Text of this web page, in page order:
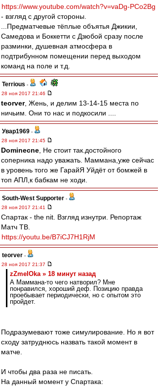
https://www.youtube.com/watch?v=vaDg-PCo2Bg
- взгляд с другой стороны.
...Предматчевые тёплые объятья Джикии,
Самедова и Боккетти с Дзюбой сразу после
разминки, душевная атмосфера в
подтрибунном помещении перед выходом
команд на поле и т.д.
Terrious -
28 ноя 2017 21:46
teorver, Жень, и делим 13-14-15 места по
ничьим. Они то нас и подкосили ....
Увар1969 -
28 ноя 2017 21:45
Dominecne , Не стоит так.достойного
соперника надо уважать. Маммана,уже сейчас
в уровень того же ГарайЯ Уйдёт от бомжей в
топ АПЛ,к бабкам не ходи.
South-West Supporter -
28 ноя 2017 21:41
Спартак - the nit. Взгляд изнутри. Репортаж
Матч ТВ.
https://youtu.be/B7iCJ7H1RjM
teorver -
28 ноя 2017 21:37
zZmeIOka » 18 минут назад
А Маммана-то чего натворил? Мне
понравился, хороший деф. Позицию правда
проебывает периодически, но с опытом это
пройдет.
Подразумевают тоже симулирование. Но я вот
сходу затруднюсь назвать такой момент в
матче.
И чтобы два раза не писать.
На данный момент у Спартака: